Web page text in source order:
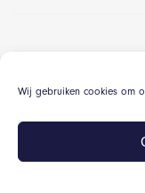
Wij gebruiken cookies om